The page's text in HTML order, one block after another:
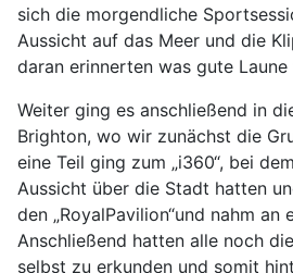
sich die morgendliche
Aussicht auf das Meer und die
daran erinnerten was gute Laune
Weiter ging es anschließend in
Brighton, wo wir zunächst die
eine Teil ging zum „i360“, bei
Aussicht über die Stadt hatten
den „RoyalPavilion“und nahm an
Anschließend hatten alle noch
selbst zu erkunden und somit